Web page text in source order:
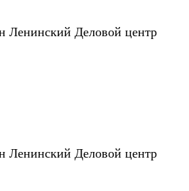
Ленинский Деловой центр
Ленинский Деловой центр